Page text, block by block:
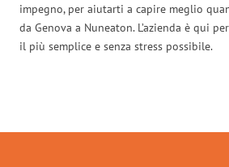
impegno, per aiutarti a capire meglio
da Genova a Nuneaton. L’azienda è qui
il più semplice e senza stress possibile.